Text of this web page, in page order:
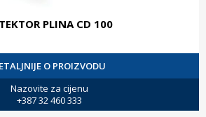
PLINA CD 100
O PROIZVODU
Nazovite za cijenu
+387 32 460 333